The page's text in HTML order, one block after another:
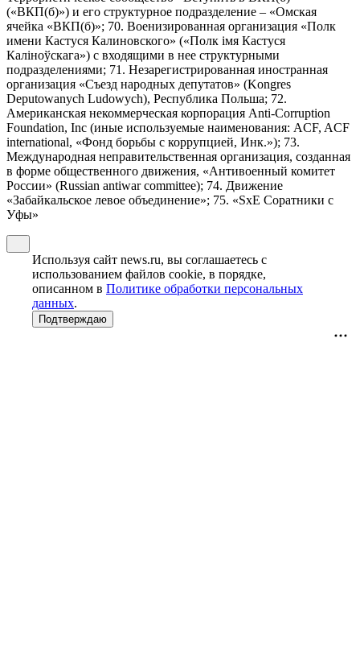
(«ВКП(б)») и его структурное подразделение – «Омская
ячейка «ВКП(б)»; 70. Военизированная организация «Полк
имени Кастуся Калиновского» («Полк iмя Кастуся
Калiноўскага») с входящими в нее структурными
подразделениями; 71. Незарегистрированная иностранная
организация «Съезд народных депутатов» (Kongres
Deputowanych Ludowych), Республика Польша; 72.
Американская некоммерческая корпорация Anti-Corruption
Foundation, Inc (иные используемые наименования: ACF, ACF
international, «Фонд борьбы с коррупцией, Инк.»); 73.
Международная неправительственная организация, созданная
в форме общественного движения, «Антивоенный комитет
России» (Russian antiwar committee); 74. Движение
«Забайкальское левое объединение»; 75. «SxE Соратники с
Уфы»
Используя сайт news.ru, вы соглашаетесь с
использованием файлов cookie, в порядке,
описанном в Политике обработки персональных
данных.
Подтверждаю